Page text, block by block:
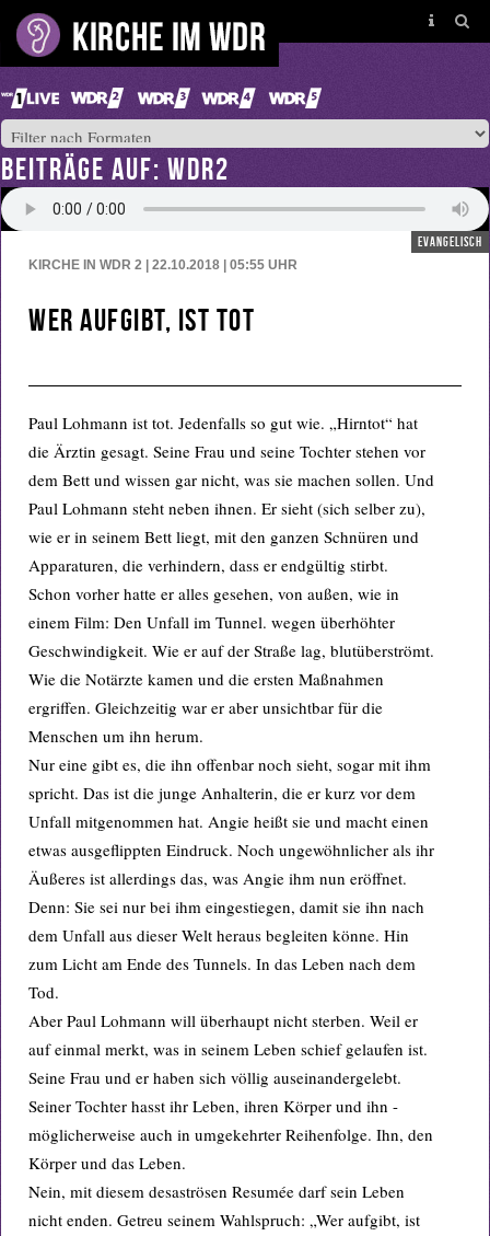
BEITRÄGE AUF: WDR2
evangelisch
KIRCHE IN WDR 2 | 22.10.2018 | 05:55 UHR
Wer aufgibt, ist tot
Paul Lohmann ist tot. Jedenfalls so gut wie. „Hirntot“ hat
die Ärztin gesagt. Seine Frau und seine Tochter stehen vor
dem Bett und wissen gar nicht, was sie machen sollen. Und
Paul Lohmann steht neben ihnen. Er sieht (sich selber zu),
wie er in seinem Bett liegt, mit den ganzen Schnüren und
Apparaturen, die verhindern, dass er endgültig stirbt.
Schon vorher hatte er alles gesehen, von außen, wie in
einem Film: Den Unfall im Tunnel. wegen überhöhter
Geschwindigkeit. Wie er auf der Straße lag, blutüberströmt.
Wie die Notärzte kamen und die ersten Maßnahmen
ergriffen. Gleichzeitig war er aber unsichtbar für die
Menschen um ihn herum.
Nur eine gibt es, die ihn offenbar noch sieht, sogar mit ihm
spricht. Das ist die junge Anhalterin, die er kurz vor dem
Unfall mitgenommen hat. Angie heißt sie und macht einen
etwas ausgeflippten Eindruck. Noch ungewöhnlicher als ihr
Äußeres ist allerdings das, was Angie ihm nun eröffnet.
Denn: Sie sei nur bei ihm eingestiegen, damit sie ihn nach
dem Unfall aus dieser Welt heraus begleiten könne. Hin
zum Licht am Ende des Tunnels. In das Leben nach dem
Tod.
Aber Paul Lohmann will überhaupt nicht sterben. Weil er
auf einmal merkt, was in seinem Leben schief gelaufen ist.
Seine Frau und er haben sich völlig auseinandergelebt.
Seiner Tochter hasst ihr Leben, ihren Körper und ihn -
möglicherweise auch in umgekehrter Reihenfolge. Ihn, den
Körper und das Leben.
Nein, mit diesem desaströsen Resumée darf sein Leben
nicht enden. Getreu seinem Wahlspruch: „Wer aufgibt, ist